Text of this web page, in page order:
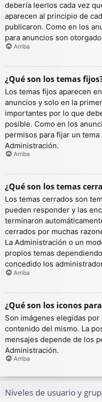
debería leerlos cada vez
aparecen al principio de
publicaron. Como en los
para anuncios son
Arriba
¿Qué son los temas
Los temas fijos aparecen
anuncios y solo en la
importantes por lo que
posible. Como en los
permisos para fijar un
Administración.
Arriba
¿Qué son los temas
Los temas cerrados son
pueden responder y las
terminaron
cerrados por muchas
La Administración o un
propios temas
concedido los
Arriba
¿Qué son los iconos
Son imágenes elegidas
contenido del mismo. La
mensajes depende de los
Administración.
Arriba
Niveles de usuario y